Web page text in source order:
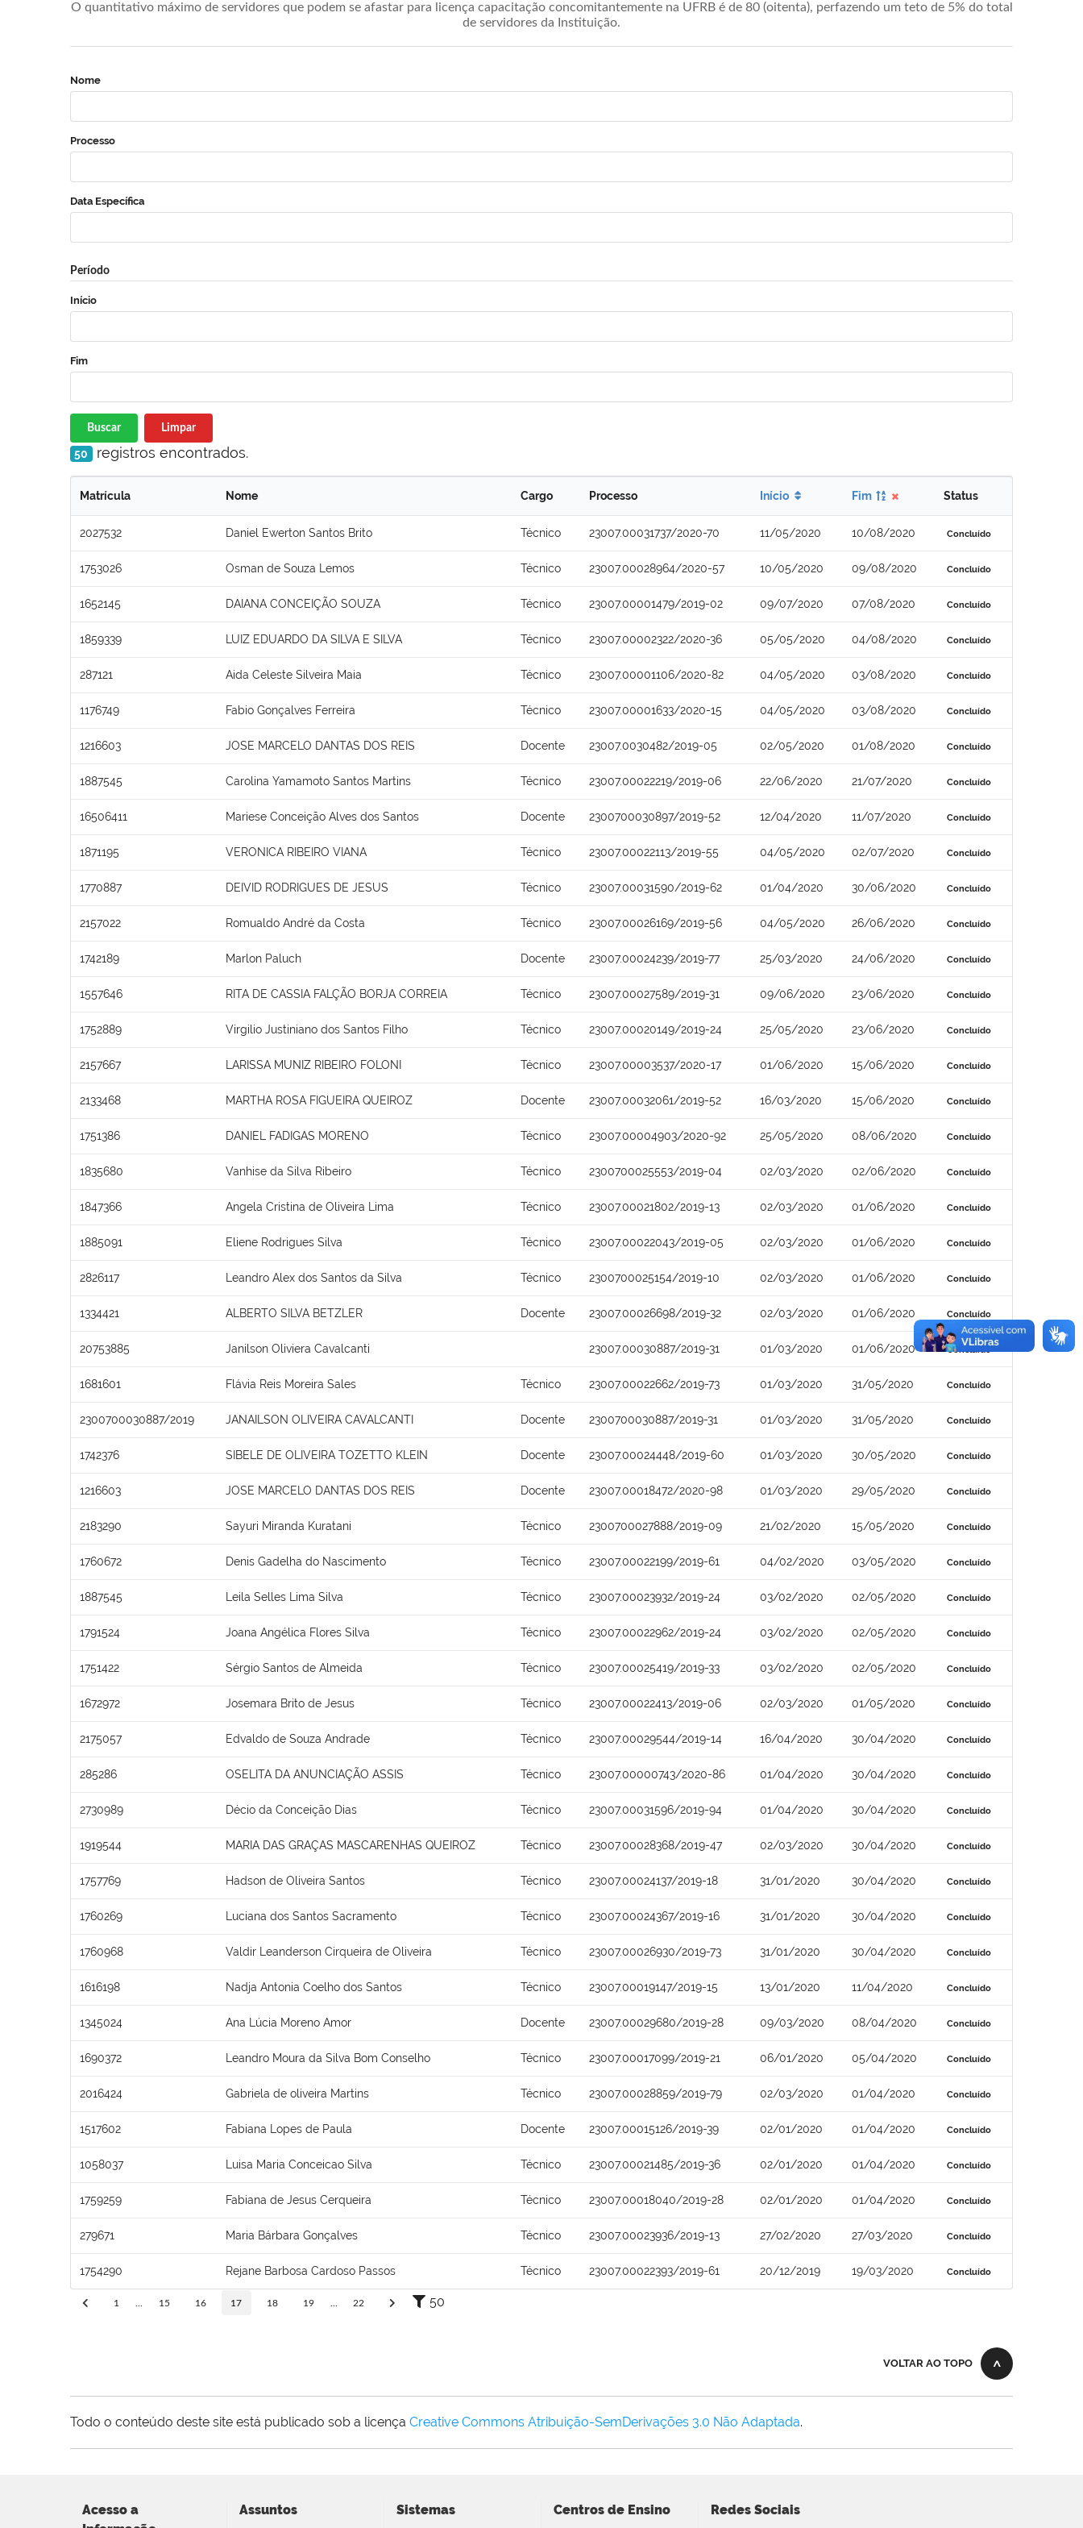
O quantitativo máximo de servidores que podem se afastar para licença capacitação concomitantemente na UFRB é de 80 (oitenta), perfazendo um teto de 5% do total
de servidores da Instituição.
Nome
Processo
Data Específica
Período
Início
Fim
Buscar Limpar
50 registros encontrados.
Matrícula Nome Cargo Processo Início Fim Status
2027532 Daniel Ewerton Santos Brito Técnico 23007.00031737/2020-70 11/05/2020 10/08/2020 Concluído
1753026 Osman de Souza Lemos Técnico 23007.00028964/2020-57 10/05/2020 09/08/2020 Concluído
1652145 DAIANA CONCEIÇÃO SOUZA Técnico 23007.00001479/2019-02 09/07/2020 07/08/2020 Concluído
1859339 LUIZ EDUARDO DA SILVA E SILVA Técnico 23007.00002322/2020-36 05/05/2020 04/08/2020 Concluído
287121 Aida Celeste Silveira Maia Técnico 23007.00001106/2020-82 04/05/2020 03/08/2020 Concluído
1176749 Fabio Gonçalves Ferreira Técnico 23007.00001633/2020-15 04/05/2020 03/08/2020 Concluído
1216603 JOSE MARCELO DANTAS DOS REIS Docente 23007.0030482/2019-05 02/05/2020 01/08/2020 Concluído
1887545 Carolina Yamamoto Santos Martins Técnico 23007.00022219/2019-06 22/06/2020 21/07/2020 Concluído
16506411 Mariese Conceição Alves dos Santos Docente 2300700030897/2019-52 12/04/2020 11/07/2020 Concluído
1871195 VERONICA RIBEIRO VIANA Técnico 23007.00022113/2019-55 04/05/2020 02/07/2020 Concluído
1770887 DEIVID RODRIGUES DE JESUS Técnico 23007.00031590/2019-62 01/04/2020 30/06/2020 Concluído
2157022 Romualdo André da Costa Técnico 23007.00026169/2019-56 04/05/2020 26/06/2020 Concluído
1742189 Marlon Paluch Docente 23007.00024239/2019-77 25/03/2020 24/06/2020 Concluído
1557646 RITA DE CASSIA FALÇÃO BORJA CORREIA Técnico 23007.00027589/2019-31 09/06/2020 23/06/2020 Concluído
1752889 Virgilio Justiniano dos Santos Filho Técnico 23007.00020149/2019-24 25/05/2020 23/06/2020 Concluído
2157667 LARISSA MUNIZ RIBEIRO FOLONI Técnico 23007.00003537/2020-17 01/06/2020 15/06/2020 Concluído
2133468 MARTHA ROSA FIGUEIRA QUEIROZ Docente 23007.00032061/2019-52 16/03/2020 15/06/2020 Concluído
1751386 DANIEL FADIGAS MORENO Técnico 23007.00004903/2020-92 25/05/2020 08/06/2020 Concluído
1835680 Vanhise da Silva Ribeiro Técnico 2300700025553/2019-04 02/03/2020 02/06/2020 Concluído
1847366 Angela Cristina de Oliveira Lima Técnico 23007.00021802/2019-13 02/03/2020 01/06/2020 Concluído
1885091 Eliene Rodrigues Silva Técnico 23007.00022043/2019-05 02/03/2020 01/06/2020 Concluído
2826117 Leandro Alex dos Santos da Silva Técnico 2300700025154/2019-10 02/03/2020 01/06/2020 Concluído
1334421 ALBERTO SILVA BETZLER Docente 23007.00026698/2019-32 02/03/2020 01/06/2020 Concluído
20753885 Janilson Oliviera Cavalcanti 23007.00030887/2019-31 01/03/2020 01/06/2020 Concluído
1681601 Flávia Reis Moreira Sales Técnico 23007.00022662/2019-73 01/03/2020 31/05/2020 Concluído
2300700030887/2019 JANAILSON OLIVEIRA CAVALCANTI Docente 2300700030887/2019-31 01/03/2020 31/05/2020 Concluído
1742376 SIBELE DE OLIVEIRA TOZETTO KLEIN Docente 23007.00024448/2019-60 01/03/2020 30/05/2020 Concluído
1216603 JOSE MARCELO DANTAS DOS REIS Docente 23007.00018472/2020-98 01/03/2020 29/05/2020 Concluído
2183290 Sayuri Miranda Kuratani Técnico 2300700027888/2019-09 21/02/2020 15/05/2020 Concluído
1760672 Denis Gadelha do Nascimento Técnico 23007.00022199/2019-61 04/02/2020 03/05/2020 Concluído
1887545 Leila Selles Lima Silva Técnico 23007.00023932/2019-24 03/02/2020 02/05/2020 Concluído
1791524 Joana Angélica Flores Silva Técnico 23007.00022962/2019-24 03/02/2020 02/05/2020 Concluído
1751422 Sérgio Santos de Almeida Técnico 23007.00025419/2019-33 03/02/2020 02/05/2020 Concluído
1672972 Josemara Brito de Jesus Técnico 23007.00022413/2019-06 02/03/2020 01/05/2020 Concluído
2175057 Edvaldo de Souza Andrade Técnico 23007.00029544/2019-14 16/04/2020 30/04/2020 Concluído
285286 OSELITA DA ANUNCIAÇÃO ASSIS Técnico 23007.00000743/2020-86 01/04/2020 30/04/2020 Concluído
2730989 Décio da Conceição Dias Técnico 23007.00031596/2019-94 01/04/2020 30/04/2020 Concluído
1919544 MARIA DAS GRAÇAS MASCARENHAS QUEIROZ Técnico 23007.00028368/2019-47 02/03/2020 30/04/2020 Concluído
1757769 Hadson de Oliveira Santos Técnico 23007.00024137/2019-18 31/01/2020 30/04/2020 Concluído
1760269 Luciana dos Santos Sacramento Técnico 23007.00024367/2019-16 31/01/2020 30/04/2020 Concluído
1760968 Valdir Leanderson Cirqueira de Oliveira Técnico 23007.00026930/2019-73 31/01/2020 30/04/2020 Concluído
1616198 Nadja Antonia Coelho dos Santos Técnico 23007.00019147/2019-15 13/01/2020 11/04/2020 Concluído
1345024 Ana Lúcia Moreno Amor Docente 23007.00029680/2019-28 09/03/2020 08/04/2020 Concluído
1690372 Leandro Moura da Silva Bom Conselho Técnico 23007.00017099/2019-21 06/01/2020 05/04/2020 Concluído
2016424 Gabriela de oliveira Martins Técnico 23007.00028859/2019-79 02/03/2020 01/04/2020 Concluído
1517602 Fabiana Lopes de Paula Docente 23007.00015126/2019-39 02/01/2020 01/04/2020 Concluído
1058037 Luisa Maria Conceicao Silva Técnico 23007.00021485/2019-36 02/01/2020 01/04/2020 Concluído
1759259 Fabiana de Jesus Cerqueira Técnico 23007.00018040/2019-28 02/01/2020 01/04/2020 Concluído
279671 Maria Bárbara Gonçalves Técnico 23007.00023936/2019-13 27/02/2020 27/03/2020 Concluído
1754290 Rejane Barbosa Cardoso Passos Técnico 23007.00022393/2019-61 20/12/2019 19/03/2020 Concluído
1 15 16 17 18 19 22 50
VOLTAR AO TOPO
Todo o conteúdo deste site está publicado sob a licença Creative Commons Atribuição-SemDerivações 3.0 Não Adaptada.
Acesso a
Assuntos Sistemas Centros de Ensino Redes Sociais